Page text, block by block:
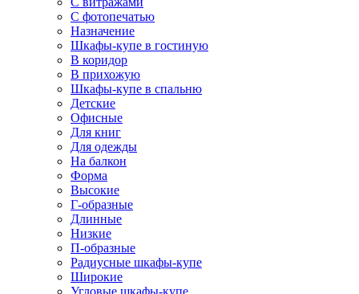
С фотопечатью
Назначение
Шкафы-купе в гостиную
В коридор
В прихожую
Шкафы-купе в спальню
Детские
Офисные
Для книг
Для одежды
На балкон
Форма
Высокие
Г-образные
Длинные
Низкие
П-образные
Радиусные шкафы-купе
Широкие
Угловые шкафы-купе